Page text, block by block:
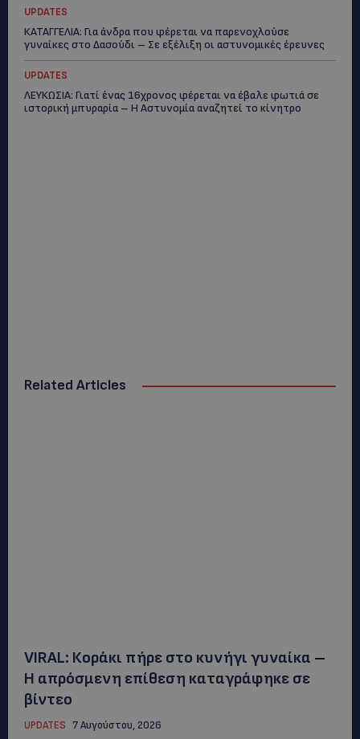
UPDATES
ΚΑΤΑΓΓΕΛΙΑ: Για άνδρα που φέρεται να παρενοχλούσε
γυναίκες στο Δασούδι – Σε εξέλιξη οι αστυνομικές έρευνες
UPDATES
ΛΕΥΚΩΣΙΑ: Γιατί ένας 16χρονος φέρεται να έβαλε φωτιά σε
ιστορική μπυραρία – Η Αστυνομία αναζητεί το κίνητρο
Related Articles
VIRAL: Κοράκι πήρε στο κυνήγι γυναίκα –
Η απρόσμενη επίθεση καταγράφηκε σε
βίντεο
UPDATES 7 Αυγούστου, 2026